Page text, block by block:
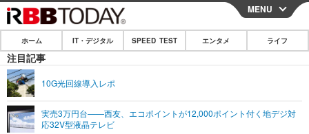
CLOSE
ホーム
IT・デジタル
ネタ
SPEED TEST
MENU
ホーム IT・デジタル SPEED TEST エンタメ ライフ
注目記事
10G光回線導入レポ
実売3万円台——西友、エコポイントが12,000ポイント付く地デジ対
応32V型液晶テレビ